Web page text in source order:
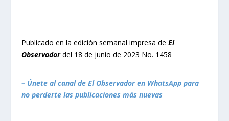
Publicado en la edición semanal impresa deEl
Observadordel 18 de junio de 2023 No. 1458
– Únete al canal de El Observador en WhatsApp para
no perderte las publicaciones más nuevas